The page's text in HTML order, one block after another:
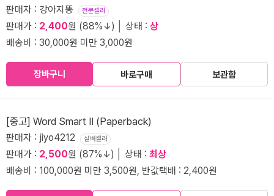
판매자 : 강아지똥 전문셀러
판매가 : 2,400원 (88%↓) │ 상태 : 상
배송비 : 30,000원 미만 3,000원
장바구니 바로구매 보관함
[중고] Word Smart II (Paperback)
판매자 : jiyo4212 실버셀러
판매가 : 2,500원 (87%↓) │ 상태 : 최상
배송비 : 100,000원 미만 3,500원, 반값택배 : 2,400원